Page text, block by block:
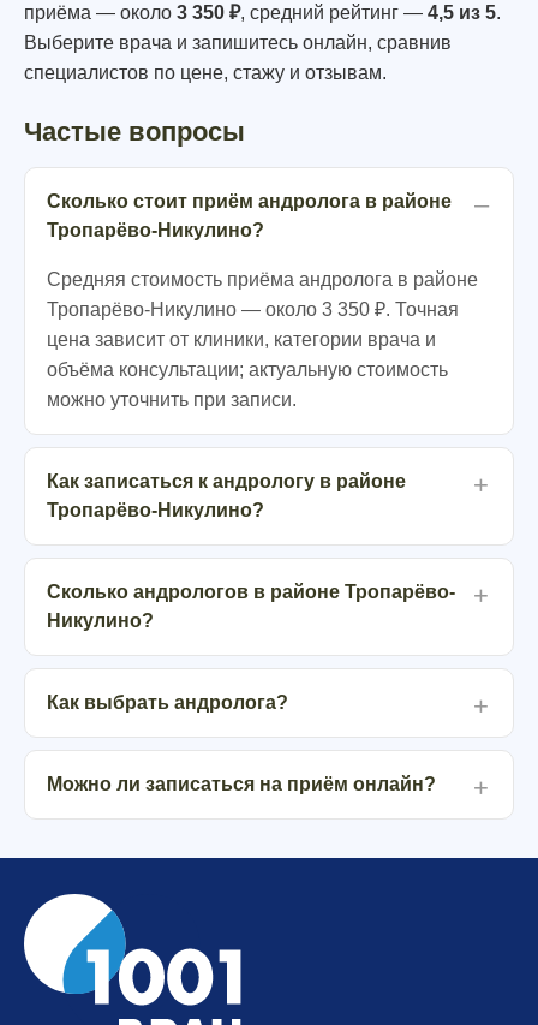
приёма — около 3 350 ₽, средний рейтинг — 4,5 из 5.
Выберите врача и запишитесь онлайн, сравнив
специалистов по цене, стажу и отзывам.
Частые вопросы
Сколько стоит приём андролога в районе
Тропарёво-Никулино?
Средняя стоимость приёма андролога в районе
Тропарёво-Никулино — около 3 350 ₽. Точная
цена зависит от клиники, категории врача и
объёма консультации; актуальную стоимость
можно уточнить при записи.
Как записаться к андрологу в районе
Тропарёво-Никулино?
Сколько андрологов в районе Тропарёво-
Никулино?
Как выбрать андролога?
Можно ли записаться на приём онлайн?